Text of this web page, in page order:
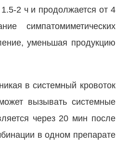
2 ч и продолжается от 4
симпатомиметических
уменьшая продукцию
в системный кровоток
вызывать системные
через 20 мин после
в одном препарате